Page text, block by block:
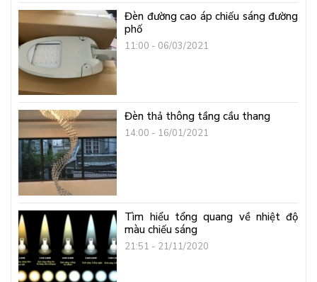
Đèn đường cao áp chiếu sáng đường
phố
11:00 - 06/03/2021
Đèn thả thông tầng cầu thang
14:00 - 16/01/2021
Tìm hiểu tổng quang về nhiệt độ
màu chiếu sáng
21:51 - 21/11/2020